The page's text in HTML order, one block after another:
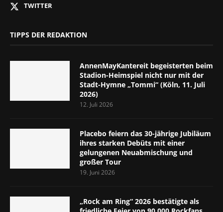
TWITTER
TIPPS DER REDAKTION
AnnenMayKantereit begeisterten beim
Stadion-Heimspiel nicht nur mit der
Stadt-Hymne „Tommi“ (Köln, 11. Juli
2026)
12. Juli 2026
Placebo feiern das 30-jährige Jubiläum
ihres starken Debüts mit einer
gelungenen Neuabmischung und
großer Tour
19. Juni 2026
„Rock am Ring“ 2026 bestätigte als